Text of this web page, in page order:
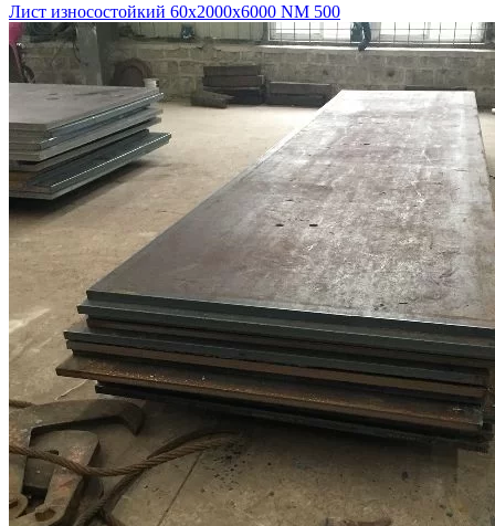
Лист износостойкий 60х2000х6000 NM 500